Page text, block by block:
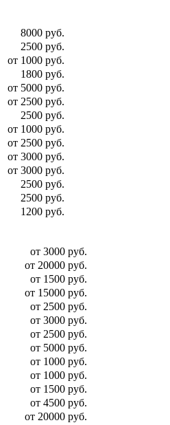
8000 руб.
2500 руб.
от 1000 руб.
1800 руб.
от 5000 руб.
от 2500 руб.
2500 руб.
от 1000 руб.
от 2500 руб.
от 3000 руб.
от 3000 руб.
2500 руб.
2500 руб.
1200 руб.
от 3000 руб.
от 20000 руб.
от 1500 руб.
от 15000 руб.
от 2500 руб.
от 3000 руб.
от 2500 руб.
от 5000 руб.
от 1000 руб.
от 1000 руб.
от 1500 руб.
от 4500 руб.
от 20000 руб.